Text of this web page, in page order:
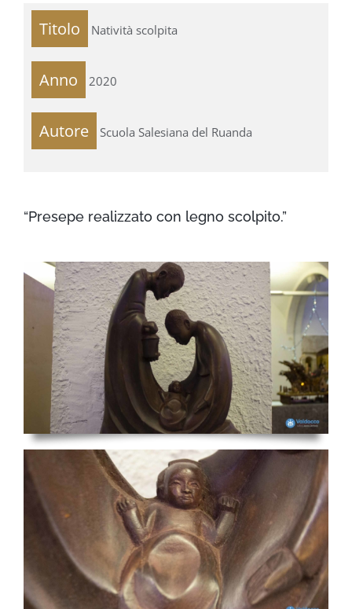
Titolo Natività scolpita
Anno 2020
Autore Scuola Salesiana del Ruanda
“Presepe realizzato con legno scolpito.”